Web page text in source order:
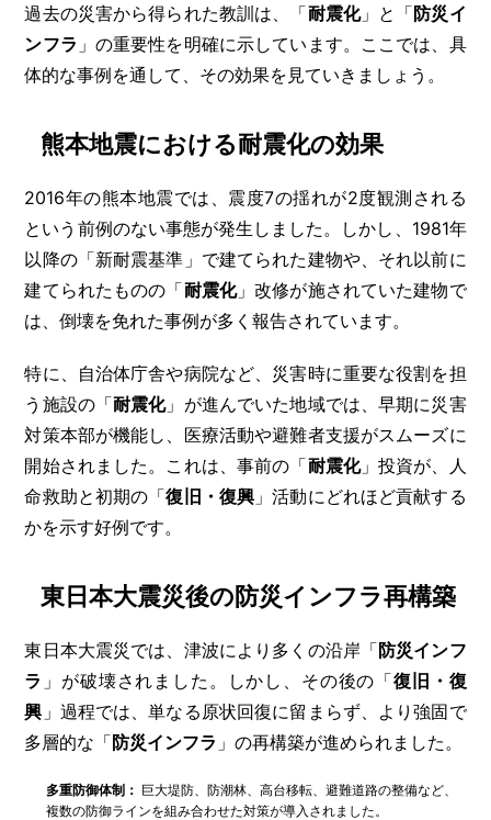
過去の災害から得られた教訓は、「耐震化」と「防災イ
ンフラ 」の重要性を明確に示しています。ここでは、具
体的な事例を通して、その効果を見ていきましょう。
熊本地震における耐震化の効果
2016年の熊本地震では、震度7の揺れが2度観測される
という前例のない事態が発生しました。しかし、1981年
以降の「新耐震基準」で建てられた建物や、それ以前に
建てられたものの「耐震化」改修が施されていた建物で
は、倒壊を免れた事例が多く報告されています。
特に、自治体庁舎や病院など、災害時に重要な役割を担
う施設の「耐震化」が進んでいた地域では、早期に災害
対策本部が機能し、医療活動や避難者支援がスムーズに
開始されました。これは、事前の「耐震化」投資が、人
命救助と初期の「復旧・復興 」活動にどれほど貢献する
かを示す好例です。
東日本大震災後の防災インフラ再構築
東日本大震災では、津波により多くの沿岸「防災インフ
ラ 」が破壊されました。しかし、その後の「復旧・復
興 」過程では、単なる原状回復に留まらず、より強固で
多層的な「防災インフラ 」の再構築が進められました。
多重防御体制： 巨大堤防、防潮林、高台移転、避難道路の整備など、
複数の防御ラインを組み合わせた対策が導入されました。